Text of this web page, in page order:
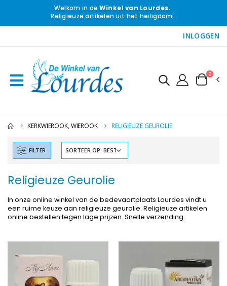
Welkom in deWinkel van Lourdes.
Religieuze artikelen uit het heiligdom.
INLOGGEN
0
KERKWIEROOK, WIEROOK RELIGIEUZE GEUROLIE
FILTER
Religieuze Geurolie
In onze online winkel van de bedevaartplaats Lourdes vindt u
een ruime keuze aan religieuze geurolie. Religieuze artikelen
online bestellen tegen lage prijzen. Snelle verzending.